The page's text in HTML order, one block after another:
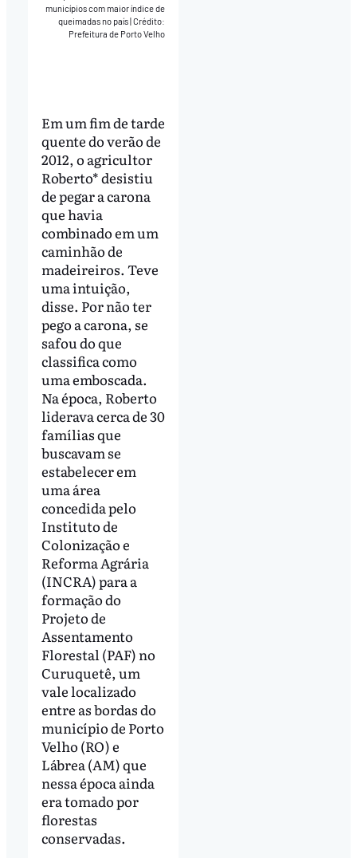
municípios com maior índice de
queimadas no país Crédito:
Prefeitura de Porto Velho
Em um fim de tarde
quente do verão de
2012, o agricultor
Roberto* desistiu
de pegar a carona
que havia
combinado em um
caminhão de
madeireiros. Teve
uma intuição,
disse. Por não ter
pego a carona, se
safou do que
classifica como
uma emboscada.
Na época, Roberto
liderava cerca de 30
famílias que
buscavam se
estabelecer em
uma área
concedida pelo
Instituto de
Colonização e
Reforma Agrária
(INCRA) para a
formação do
Projeto de
Assentamento
Florestal (PAF) no
Curuquetê, um
vale localizado
entre as bordas do
município de Porto
Velho (RO) e
Lábrea (AM) que
nessa época ainda
era tomado por
florestas
conservadas.